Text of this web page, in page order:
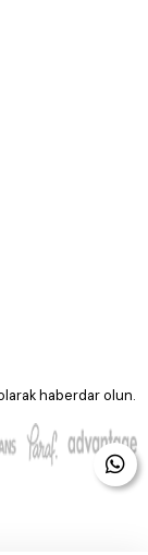
haberdar olun.